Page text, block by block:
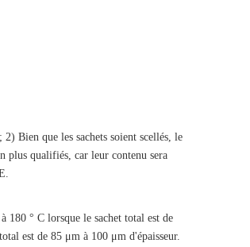
Bien que les sachets soient scellés, le
plus qualifiés, car leur contenu sera
180 ° C lorsque le sachet total est de
est de 85 μm à 100 μm d'épaisseur.